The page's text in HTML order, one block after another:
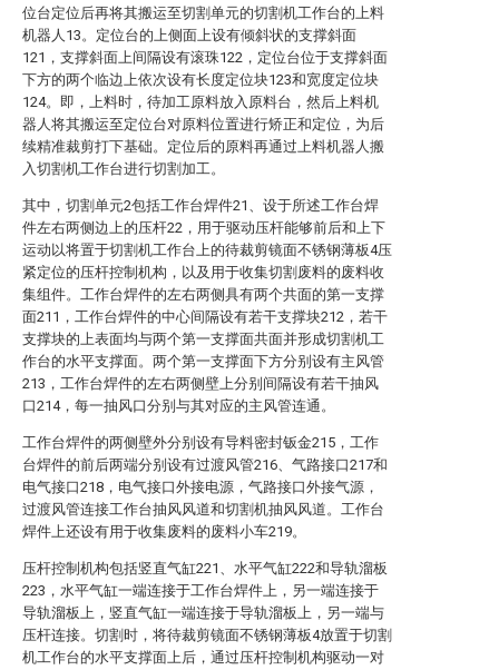
位台定位后再将其搬运至切割单元的切割机工作台的上料
机器人13。定位台的上侧面上设有倾斜状的支撑斜面
121，支撑斜面上间隔设有滚珠122，定位台位于支撑斜面
下方的两个临边上依次设有长度定位块123和宽度定位块
124。即，上料时，待加工原料放入原料台，然后上料机
器人将其搬运至定位台对原料位置进行矫正和定位，为后
续精准裁剪打下基础。定位后的原料再通过上料机器人搬
入切割机工作台进行切割加工。
其中，切割单元2包括工作台焊件21、设于所述工作台焊
件左右两侧边上的压杆22，用于驱动压杆能够前后和上下
运动以将置于切割机工作台上的待裁剪镜面不锈钢薄板4压
紧定位的压杆控制机构，以及用于收集切割废料的废料收
集组件。工作台焊件的左右两侧具有两个共面的第一支撑
面211，工作台焊件的中心间隔设有若干支撑块212，若干
支撑块的上表面均与两个第一支撑面共面并形成切割机工
作台的水平支撑面。两个第一支撑面下方分别设有主风管
213，工作台焊件的左右两侧壁上分别间隔设有若干抽风
口214，每一抽风口分别与其对应的主风管连通。
工作台焊件的两侧壁外分别设有导料密封钣金215，工作
台焊件的前后两端分别设有过渡风管216、气路接口217和
电气接口218，电气接口外接电源，气路接口外接气源，
过渡风管连接工作台抽风风道和切割机抽风风道。工作台
焊件上还设有用于收集废料的废料小车219。
压杆控制机构包括竖直气缸221、水平气缸222和导轨溜板
223，水平气缸一端连接于工作台焊件上，另一端连接于
导轨溜板上，竖直气缸一端连接于导轨溜板上，另一端与
压杆连接。切割时，将待裁剪镜面不锈钢薄板4放置于切割
机工作台的水平支撑面上后，通过压杆控制机构驱动一对